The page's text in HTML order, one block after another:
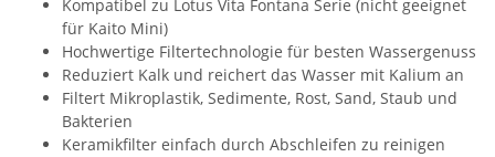
Kompatibel zu Lotus Vita Fontana Serie (nicht geeignet
für Kaito Mini)
Hochwertige Filtertechnologie für besten Wassergenuss
Reduziert Kalk und reichert das Wasser mit Kalium an
Filtert Mikroplastik, Sedimente, Rost, Sand, Staub und
Bakterien
Keramikfilter einfach durch Abschleifen zu reinigen